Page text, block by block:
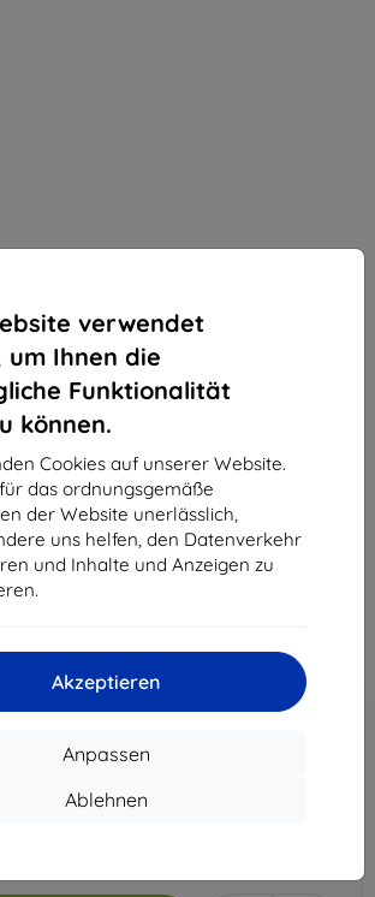
verwendet
um Ihnen die
Funktionalität
können.
Cookies auf unserer Website.
das ordnungsgemäße
der Website unerlässlich,
uns helfen, den Datenverkehr
und Inhalte und Anzeigen zu
Akzeptieren
Anpassen
Ablehnen
G781 S20 FE 5G Gaming-
Galaxy S20 FE
Produktbeschreibung
mit Gutschein